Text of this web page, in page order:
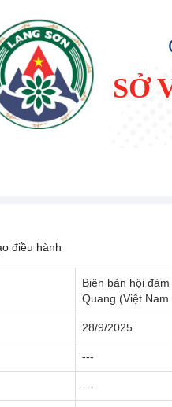
SỞ
điều hành
Biên bản hội
Quang (Việt
28/9/2025
---
---